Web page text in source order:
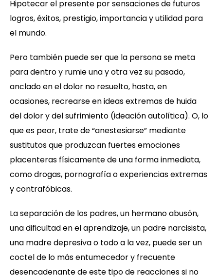
Hipotecar el presente por sensaciones de futuros
logros, éxitos, prestigio, importancia y utilidad para
el mundo.
Pero también puede ser que la persona se meta
para dentro y rumie una y otra vez su pasado,
anclado en el dolor no resuelto, hasta, en
ocasiones, recrearse en ideas extremas de huida
del dolor y del sufrimiento (ideación autolítica). O, lo
que es peor, trate de “anestesiarse” mediante
sustitutos que produzcan fuertes emociones
placenteras físicamente de una forma inmediata,
como drogas, pornografía o experiencias extremas
y contrafóbicas.
La separación de los padres, un hermano abusón,
una dificultad en el aprendizaje, un padre narcisista,
una madre depresiva o todo a la vez, puede ser un
coctel de lo más entumecedor y frecuente
desencadenante de este tipo de reacciones si no